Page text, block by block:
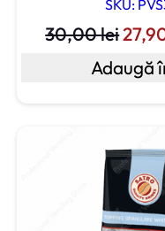
SKU:
30,00lei
inițial
a
Adaugă